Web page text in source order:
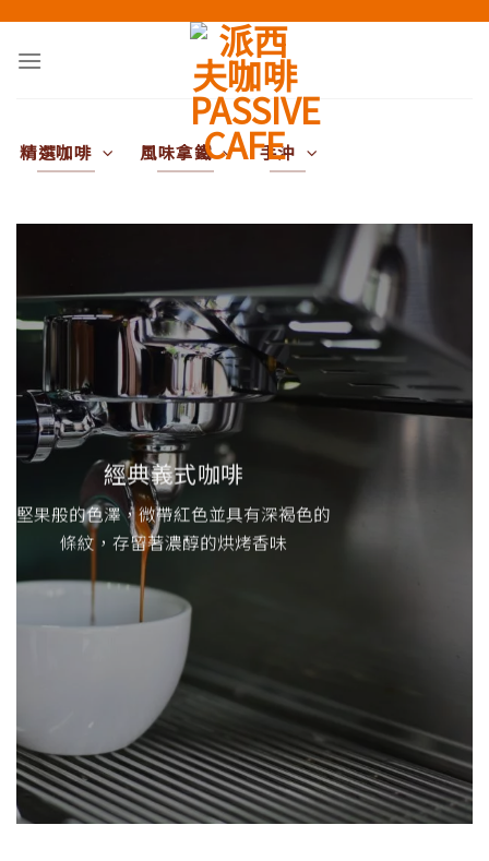
content
精選咖啡 風味拿鐵 手沖
經典義式咖啡
堅果般的色澤，微帶紅色並具有深褐色的
條紋，存留著濃醇的烘烤香味